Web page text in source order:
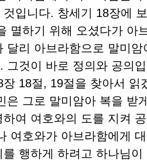
것입니다. 창세기 18장에
멸하기 위해 오셨다가 아
달리 아브라함으로 말미
그것이 바로 정의와 공의
18절, 19절을 찾아서 읽
은 그로 말미암아 복을 받
하여 여호와의 도를 지켜
여호와가 아브라함에게
를 행하게 하려고 하나님